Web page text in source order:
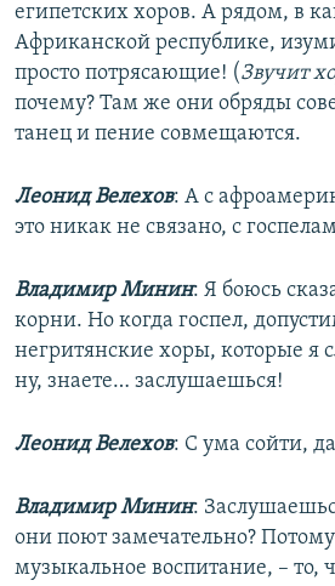
египетских хоров. А рядом, в
Африканской республике,
просто потрясающие! (Звучит
почему? Там же они обряды
танец и пение совмещаются.
Леонид Велехов: А с
это никак не связано, с
Владимир Минин: Я боюсь
корни. Но когда госпел,
негритянские хоры, которые я
ну, знаете… заслушаешься!
Леонид Велехов: С ума сойти,
Владимир Минин:
они поют замечательно? Потому
музыкальное воспитание, – то,